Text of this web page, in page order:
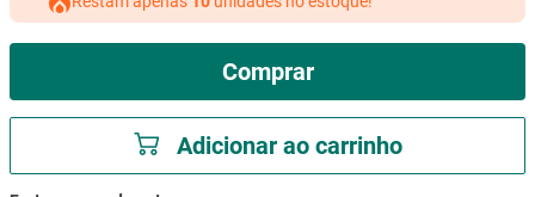
Comprar
Adicionar ao carrinho